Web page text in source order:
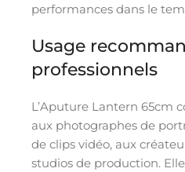
performances dans le
Usage
professionnels
L’Aputure Lantern 65cm
aux photographes de
de clips vidéo, aux
studios de production.